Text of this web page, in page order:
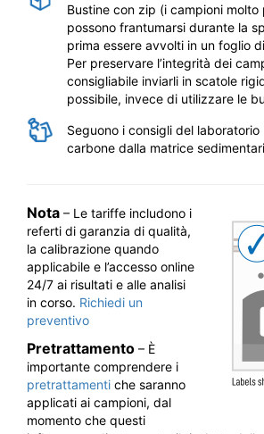
Bustine con zip (i campioni
possono frantumarsi durante la
prima essere avvolti in un foglio
Per preservare l’integrità dei
consigliabile inviarli in scatole
possibile, invece di utilizzare le
Seguono i consigli del
carbone dalla matrice
Nota – Le tariffe includono i
referti di garanzia di qualità,
la calibrazione quando
applicabile e l’accesso online
24/7 ai risultati e alle analisi
in corso. Richiedi un
preventivo
Pretrattamento – È
importante comprendere i
pretrattamenti che saranno
applicati ai campioni, dal
momento che questi